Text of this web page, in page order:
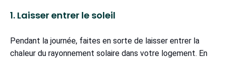
1. Laisser entrer le soleil
Pendant la journée, faites en sorte de laisser entrer la
chaleur du rayonnement solaire dans votre logement. En